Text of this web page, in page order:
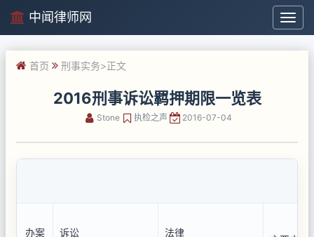
中
闻
律
中闻律师网
首页 刑事实务>正文
2016刑事诉讼羁押期限一览表
Stone 执检之声 2016-07-04
办案
诉讼
法律